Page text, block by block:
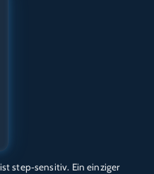
step‑sensitiv. Ein einziger